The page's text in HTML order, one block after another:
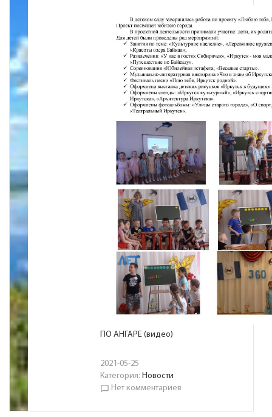
ПО АНГАРЕ (видео)
2021-05-25
Категория: Новости
chat_bubble_outline Нет комментариев